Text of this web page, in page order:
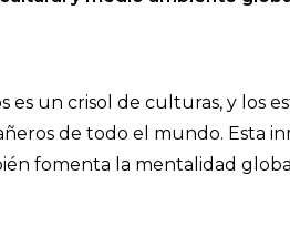
es un crisol de culturas, y los
de todo el mundo. Esta
fomenta la mentalidad